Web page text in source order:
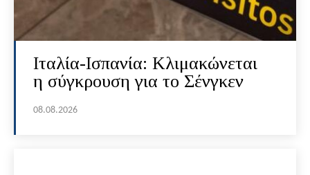
Ιταλία-Ισπανία: Κλιμακώνεται
η σύγκρουση για το Σένγκεν
08.08.2026